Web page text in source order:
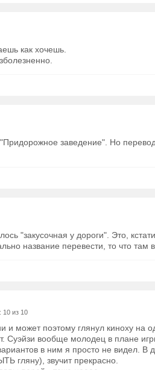
как хочешь.
заведение". Но
"закусочная у дороги". Это,
название перевести, то что там
из 10
и может поэтому глянул киноху на
Суэйзи вообще молодец в плане
в ним я просто не видел. В
гляну), звучит прекрасно.